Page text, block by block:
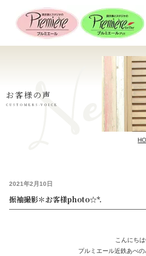
お客様の声
CUSTOMERS-VOICE
2021年2月10日
振袖撮影＊お客様photo☆*.
こんにち
プルミエール近鉄あべの